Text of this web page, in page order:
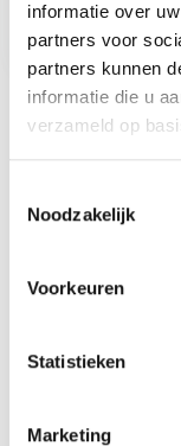
informatie over
partners voor
partners kunnen
informatie die u
verzameld op
Noodzakelijk
Voorkeuren
Statistieken
Marketing
Uit elkaar gaan is
een gezamenlijke
bezittingen
Wil jij hier meer